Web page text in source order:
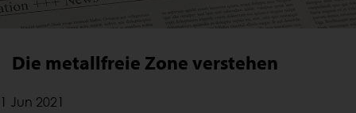
Die metallfreie Zone verstehen
1 Jun 2021